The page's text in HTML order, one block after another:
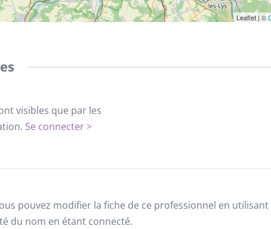
Leaflet | ©
visibles que par les
Se connecter >
pouvez modifier la fiche de ce professionnel en
du nom en étant connecté.